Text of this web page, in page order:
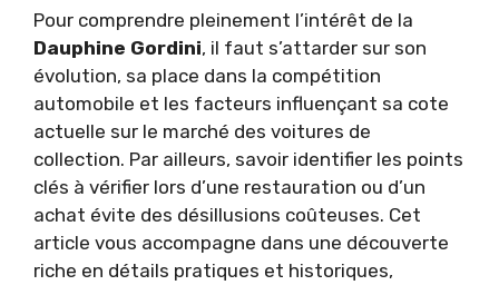
Pour comprendre pleinement l’intérêt de la
Dauphine Gordini, il faut s’attarder sur son
évolution, sa place dans la compétition
automobile et les facteurs influençant sa cote
actuelle sur le marché des voitures de
collection. Par ailleurs, savoir identifier les points
clés à vérifier lors d’une restauration ou d’un
achat évite des désillusions coûteuses. Cet
article vous accompagne dans une découverte
riche en détails pratiques et historiques,